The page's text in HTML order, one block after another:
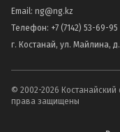
Email: ng@ng.kz
Телефон: +7 (7142) 53-69-95
г. Костанай, ул. Майлина,
© 2002-2026
права защищены